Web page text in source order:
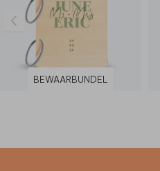
BEWAARBUNDEL